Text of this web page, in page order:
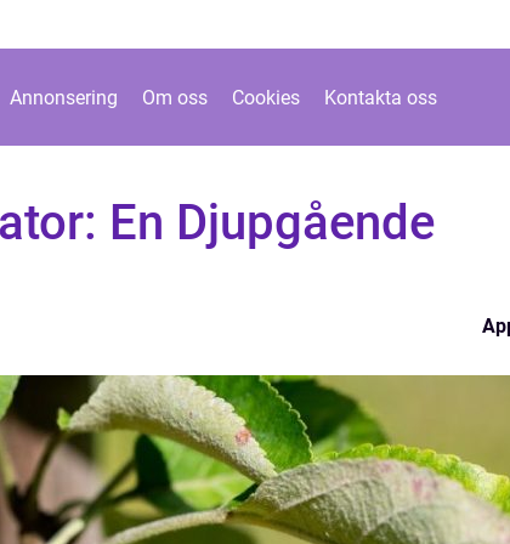
Annonsering Om oss Cookies Kontakta oss
En Djupgående